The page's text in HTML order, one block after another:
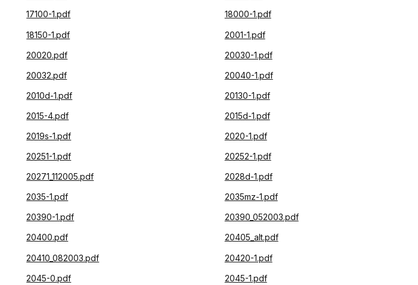
17100-1.pdf 18000-1.pdf
18150-1.pdf 2001-1.pdf
20020.pdf 20030-1.pdf
20032.pdf 20040-1.pdf
2010d-1.pdf 20130-1.pdf
2015-4.pdf 2015d-1.pdf
2019s-1.pdf 2020-1.pdf
20251-1.pdf 20252-1.pdf
20271_112005.pdf 2028d-1.pdf
2035-1.pdf 2035mz-1.pdf
20390-1.pdf 20390_052003.pdf
20400.pdf 20405_alt.pdf
20410_082003.pdf 20420-1.pdf
2045-0.pdf 2045-1.pdf